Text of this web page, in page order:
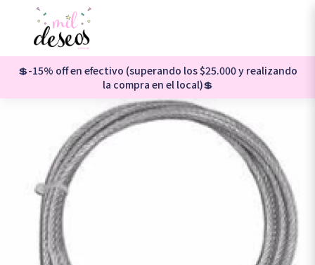
💲-15% off en efectivo (superando los $25.000 y realizando
la compra en el local)💲